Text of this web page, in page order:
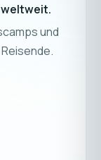
und